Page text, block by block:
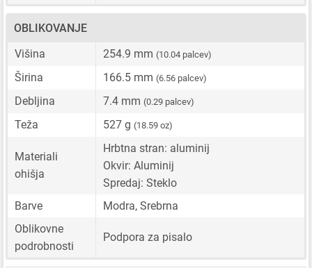
OBLIKOVANJE
Višina
254.9 mm (10.04 palcev)
Širina 166.5 mm (6.56 palcev)
Debljina 7.4 mm (0.29 palcev)
Teža 527 g (18.59 oz)
Materiali
ohišja
Hrbtna stran: aluminij
Okvir: Aluminij
Spredaj: Steklo
Barve
Modra, Srebrna
Oblikovne
podrobnosti
Podpora za pisalo